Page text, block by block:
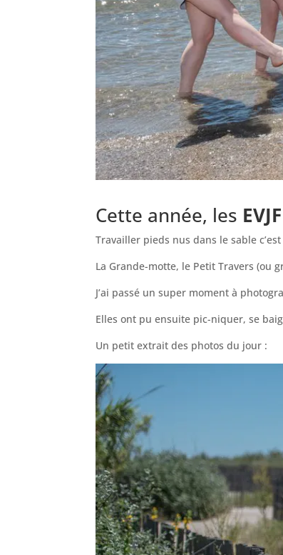
Cette année, les EVJF
Travailler pieds nus dans le sable
La Grande-motte, le Petit Travers (ou
J’ai passé un super moment à
Elles ont pu ensuite pic-niquer, se
Un petit extrait des photos du jour :